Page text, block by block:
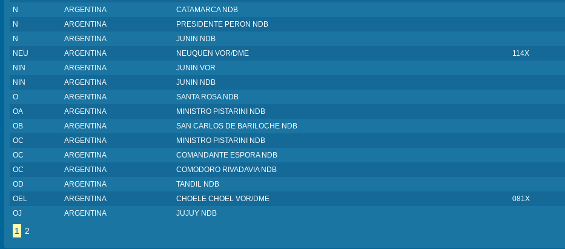
N
ARGENTINA CATAMARCA NDB
N
ARGENTINA PRESIDENTE PERON NDB
N
ARGENTINA JUNIN NDB
NEU
ARGENTINA NEUQUEN VOR/DME 114X
NIN
ARGENTINA JUNIN VOR
NIN
ARGENTINA JUNIN NDB
O
ARGENTINA SANTA ROSA NDB
OA
ARGENTINA MINISTRO PISTARINI NDB
OB
ARGENTINA SAN CARLOS DE BARILOCHE NDB
OC
ARGENTINA MINISTRO PISTARINI NDB
OC
ARGENTINA COMANDANTE ESPORA NDB
OC
ARGENTINA COMODORO RIVADAVIA NDB
OD
ARGENTINA TANDIL NDB
OEL
ARGENTINA CHOELE CHOEL VOR/DME 081X
OJ
ARGENTINA JUJUY NDB
1 2